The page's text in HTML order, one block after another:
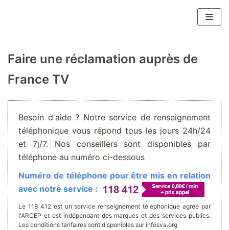
contenu
Faire une réclamation auprès de
France TV
Besoin d'aide ? Notre service de renseignement
téléphonique vous répond tous les jours 24h/24
et 7j/7. Nos conseillers sont disponibles par
téléphone au numéro ci-dessous
Numéro de téléphone pour être mis en relation
avec notre service :
Le 118 412 est un service renseignement téléphonique agrée par
l'ARCEP et est indépendant des marques et des services publics.
Les conditions tarifaires sont disponibles sur infosva.org